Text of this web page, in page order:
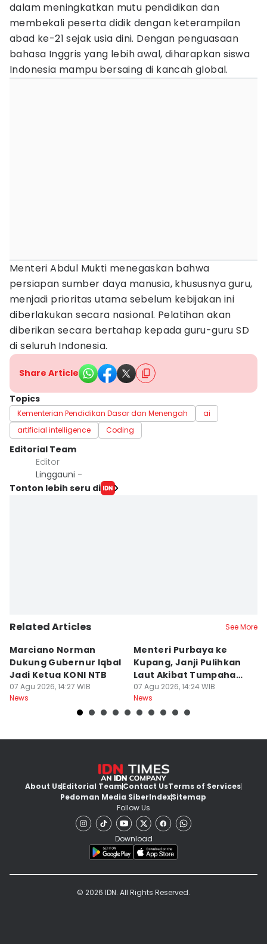
dalam meningkatkan mutu pendidikan dan
membekali peserta didik dengan keterampilan
abad ke-21 sejak usia dini. Dengan penguasaan
bahasa Inggris yang lebih awal, diharapkan siswa
Indonesia mampu bersaing di kancah global.
Menteri Abdul Mukti menegaskan bahwa
persiapan sumber daya manusia, khususnya guru,
menjadi prioritas utama sebelum kebijakan ini
diberlakukan secara nasional. Pelatihan akan
diberikan secara bertahap kepada guru-guru SD
di seluruh Indonesia.
Share Article
Topics
Kementerian Pendidikan Dasar dan Menengah
ai
artificial intelligence
Coding
Editorial Team
Editor
Linggauni -
Tonton lebih seru di
Related Articles See More
Marciano Norman
Dukung Gubernur Iqbal
Jadi Ketua KONI NTB
07 Agu 2026, 14:27 WIB
News
Menteri Purbaya ke
Kupang, Janji Pulihkan
Laut Akibat Tumpahan
Minyak Montara
07 Agu 2026, 14:24 WIB
News
About UsEditorial TeamContact UsTerms of Services
Pedoman Media SiberIndexSitemap
Follow Us
Download
© 2026 IDN. All Rights Reserved.